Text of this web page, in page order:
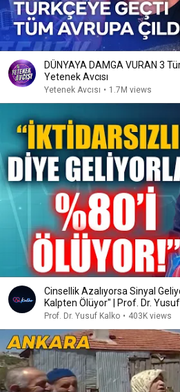
DÜNYAYA DAMGA VURAN 3
Yetenek Avcısı
Yetenek Avcısı • 1.7M views
Cinsellik Azalıyorsa Sinyal
Kalpten Ölüyor" | Prof. Dr.
Prof. Dr. Yusuf Kalko • 403K views